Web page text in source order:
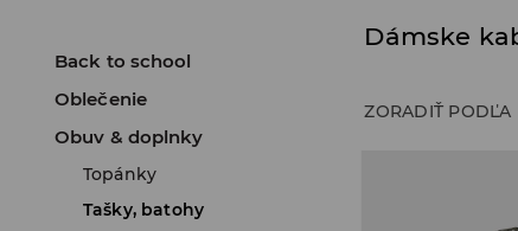
Back to school
Oblečenie
Obuv & doplnky
Topánky
Tašky, batohy
Dámske
ZORADIŤ PODĽA